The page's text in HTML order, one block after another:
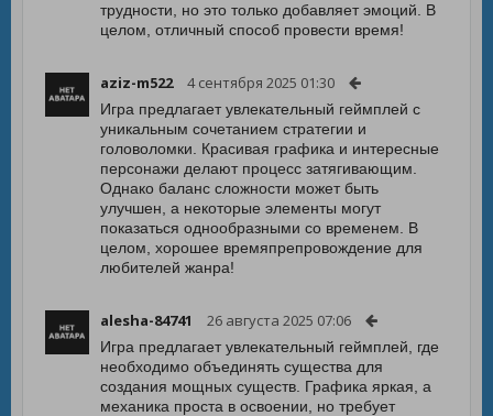
трудности, но это только добавляет эмоций. В
целом, отличный способ провести время!
aziz-m522 4 сентября 2025 01:30
Игра предлагает увлекательный геймплей с
уникальным сочетанием стратегии и
головоломки. Красивая графика и интересные
персонажи делают процесс затягивающим.
Однако баланс сложности может быть
улучшен, а некоторые элементы могут
показаться однообразными со временем. В
целом, хорошее времяпрепровождение для
любителей жанра!
alesha-84741 26 августа 2025 07:06
Игра предлагает увлекательный геймплей, где
необходимо объединять существа для
создания мощных существ. Графика яркая, а
механика проста в освоении, но требует